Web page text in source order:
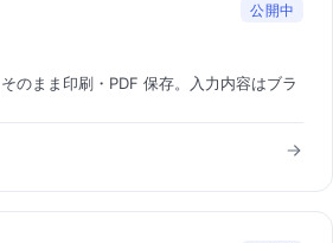
公開中
のまま印刷・PDF 保存。入力内容はブラ